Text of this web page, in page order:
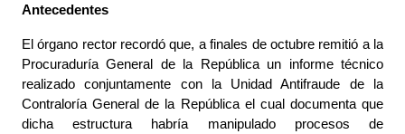
Antecedentes
El órgano rector recordó que, a finales de octubre remitió a la
Procuraduría General de la República un informe técnico
realizado conjuntamente con la Unidad Antifraude de la
Contraloría General de la República el cual documenta que
dicha estructura habría manipulado procesos de